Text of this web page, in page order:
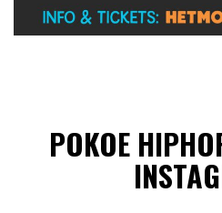
POKOE